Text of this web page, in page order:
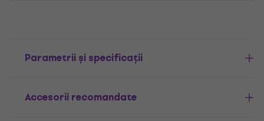
Parametrii și specificații
Accesorii recomandate